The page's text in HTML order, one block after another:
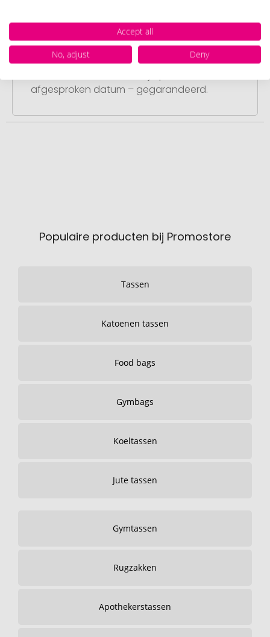
Punctuele en snelle levering
Na uw goedkeuring van het
afgesproken datum – gegarandeerd.
Populaire producten bij Promostore
Tassen
Katoenen tassen
Food bags
Gymbags
Koeltassen
Jute tassen
Gymtassen
Rugzakken
Apothekerstassen
Accept all
No, adjust
Deny